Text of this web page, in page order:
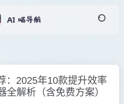
：2025年10款提升效率
全解析（含免费方案）